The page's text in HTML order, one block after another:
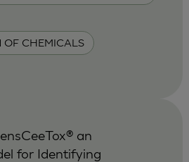
OF CHEMICALS
an
for Identifying